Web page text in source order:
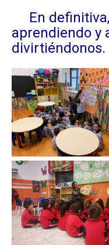
En
aprendiendo y
divirtiéndonos.